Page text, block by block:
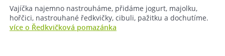
Vajíčka najemno nastrouháme, přidáme jogurt, majolku,
hořčici, nastrouhané ředkvičky, cibuli, pažitku a dochutíme.
více o Ředkvičková pomazánka